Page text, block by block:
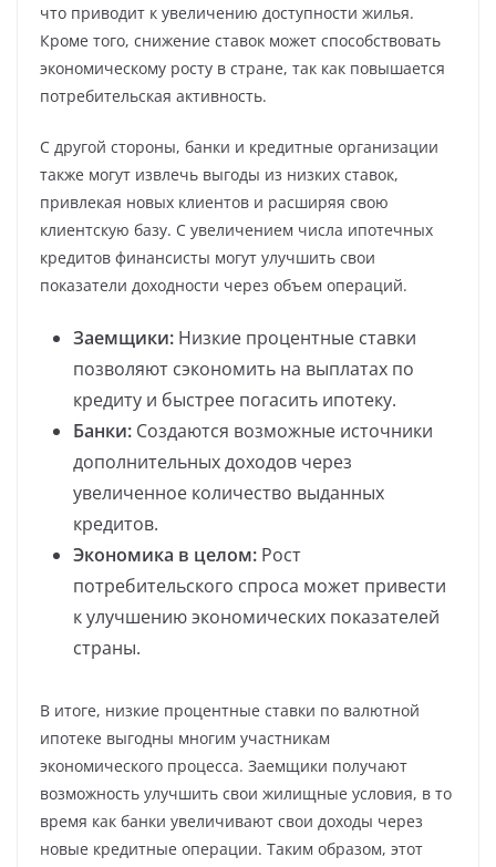
что приводит к увеличению доступности жилья.
Кроме того, снижение ставок может способствовать
экономическому росту в стране, так как повышается
потребительская активность.
С другой стороны, банки и кредитные организации
также могут извлечь выгоды из низких ставок,
привлекая новых клиентов и расширяя свою
клиентскую базу. С увеличением числа ипотечных
кредитов финансисты могут улучшить свои
показатели доходности через объем операций.
Заемщики: Низкие процентные ставки
позволяют сэкономить на выплатах по
кредиту и быстрее погасить ипотеку.
Банки: Создаются возможные источники
дополнительных доходов через
увеличенное количество выданных
кредитов.
Экономика в целом: Рост
потребительского спроса может привести
к улучшению экономических показателей
страны.
В итоге, низкие процентные ставки по валютной
ипотеке выгодны многим участникам
экономического процесса. Заемщики получают
возможность улучшить свои жилищные условия, в то
время как банки увеличивают свои доходы через
новые кредитные операции. Таким образом, этот